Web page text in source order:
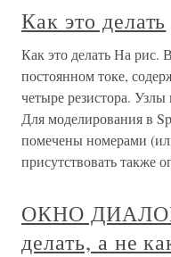
Как это делать
Как это делать На рис.
постоянном токе,
четыре резистора.
Для моделирования в
помечены номерами
присутствовать также
ОКНО
делать, а не